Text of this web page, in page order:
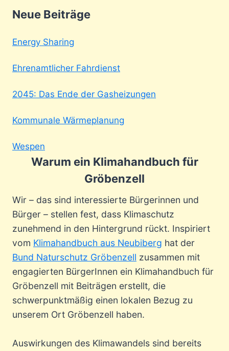
Neue Beiträge
Energy Sharing
Ehrenamtlicher Fahrdienst
2045: Das Ende der Gasheizungen
Kommunale Wärmeplanung
Wespen
Warum ein Klimahandbuch für
Gröbenzell
Wir – das sind interessierte Bürgerinnen und
Bürger – stellen fest, dass Klimaschutz
zunehmend in den Hintergrund rückt. Inspiriert
vom Klimahandbuch aus Neubiberg hat der
Bund Naturschutz Gröbenzell zusammen mit
engagierten BürgerInnen ein Klimahandbuch für
Gröbenzell mit Beiträgen erstellt, die
schwerpunktmäßig einen lokalen Bezug zu
unserem Ort Gröbenzell haben.
Auswirkungen des Klimawandels sind bereits